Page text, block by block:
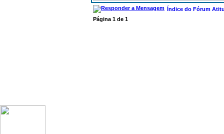
Índice do Fórum
Página 1 de 1